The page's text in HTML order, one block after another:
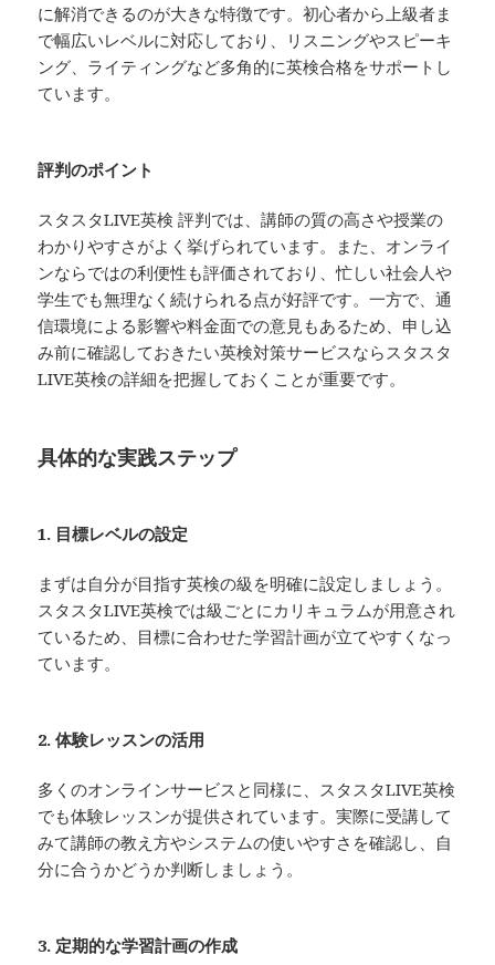
に解消できるのが大きな特徴です。初心者から上級者ま
で幅広いレベルに対応しており、リスニングやスピーキ
ング、ライティングなど多角的に英検合格をサポートし
ています。
評判のポイント
スタスタLIVE英検 評判では、講師の質の高さや授業の
わかりやすさがよく挙げられています。また、オンライ
ンならではの利便性も評価されており、忙しい社会人や
学生でも無理なく続けられる点が好評です。一方で、通
信環境による影響や料金面での意見もあるため、申し込
み前に確認しておきたい英検対策サービスならスタスタ
LIVE英検の詳細を把握しておくことが重要です。
具体的な実践ステップ
1. 目標レベルの設定
まずは自分が目指す英検の級を明確に設定しましょう。
スタスタLIVE英検では級ごとにカリキュラムが用意され
ているため、目標に合わせた学習計画が立てやすくなっ
ています。
2. 体験レッスンの活用
多くのオンラインサービスと同様に、スタスタLIVE英検
でも体験レッスンが提供されています。実際に受講して
みて講師の教え方やシステムの使いやすさを確認し、自
分に合うかどうか判断しましょう。
3. 定期的な学習計画の作成